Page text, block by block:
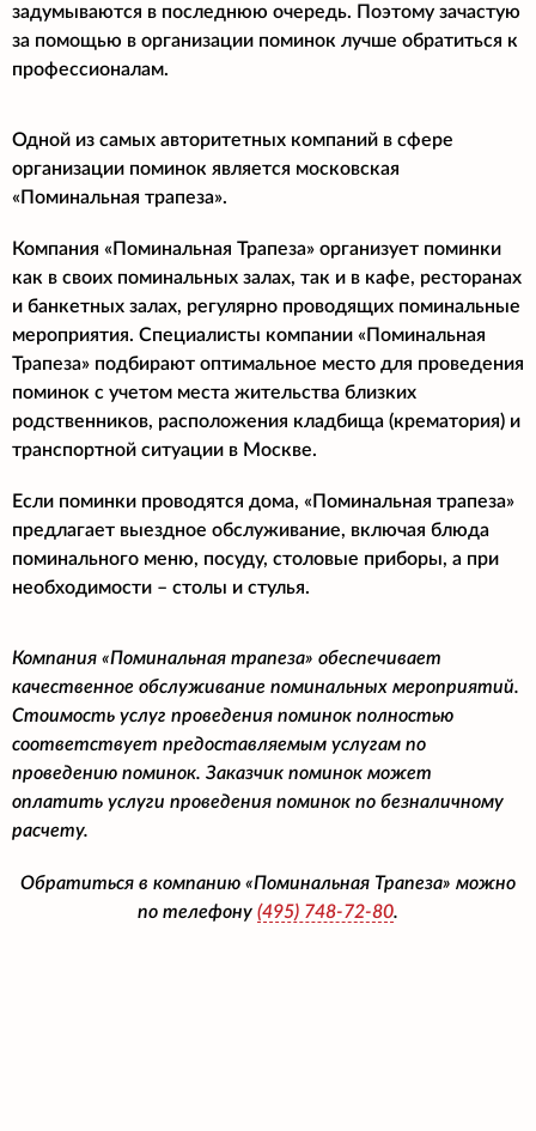
задумываются в последнюю очередь. Поэтому зачастую
за помощью в организации поминок лучше обратиться к
профессионалам.
Одной из самых авторитетных компаний в сфере
организации поминок является московская
«Поминальная трапеза».
Компания «Поминальная Трапеза» организует поминки
как в своих поминальных залах, так и в кафе, ресторанах
и банкетных залах, регулярно проводящих поминальные
мероприятия. Специалисты компании «Поминальная
Трапеза» подбирают оптимальное место для проведения
поминок с учетом места жительства близких
родственников, расположения кладбища (крематория) и
транспортной ситуации в Москве.
Если поминки проводятся дома, «Поминальная трапеза»
предлагает выездное обслуживание, включая блюда
поминального меню, посуду, столовые приборы, а при
необходимости – столы и стулья.
Компания «Поминальная трапеза» обеспечивает
качественное обслуживание поминальных мероприятий.
Стоимость услуг проведения поминок полностью
соответствует предоставляемым услугам по
проведению поминок. Заказчик поминок может
оплатить услуги проведения поминок по безналичному
расчету.
Обратиться в компанию «Поминальная Трапеза» можно
по телефону (495) 748-72-80.